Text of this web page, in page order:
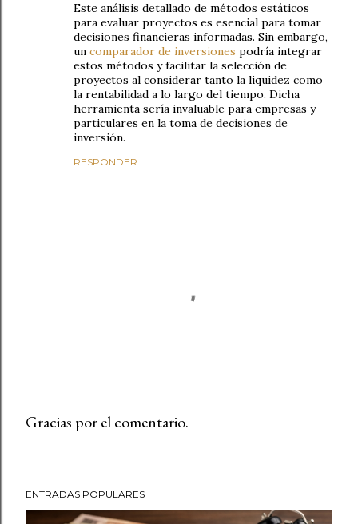
Este análisis detallado de métodos estáticos
para evaluar proyectos es esencial para tomar
decisiones financieras informadas. Sin embargo,
un comparador de inversiones podría integrar
estos métodos y facilitar la selección de
proyectos al considerar tanto la liquidez como
la rentabilidad a lo largo del tiempo. Dicha
herramienta sería invaluable para empresas y
particulares en la toma de decisiones de
inversión.
RESPONDER
l
Gracias por el comentario.
ENTRADAS POPULARES